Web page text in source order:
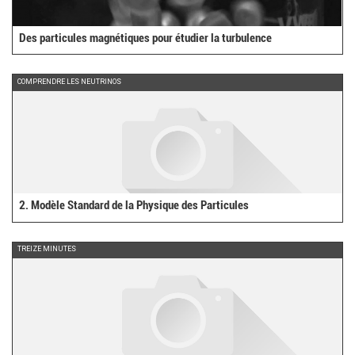
Des particules magnétiques pour étudier la turbulence
COMPRENDRE LES NEUTRINOS
2. Modèle Standard de la Physique des Particules
TREIZE MINUTES